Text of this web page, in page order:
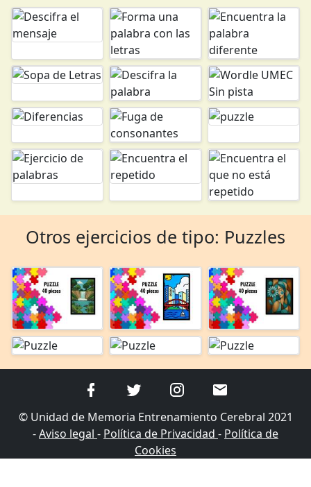
Otros ejercicios de tipo: Puzzles
© Unidad de Memoria Entrenamiento Cerebral 2021
-Aviso legal - Política de Privacidad - Política de
Cookies